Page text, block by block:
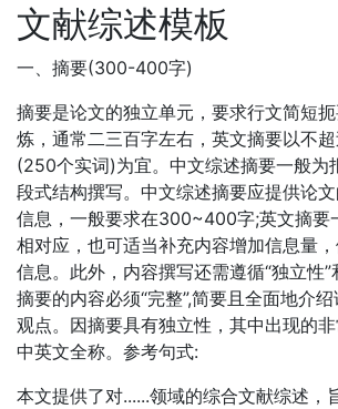
文献综述模板
一、摘要(300-400字)
摘要是论文的独立单元，要求行文简短
炼，通常二三百字左右，英文摘要以不
(250个实词)为宜。中文综述摘要一般为
段式结构撰写。中文综述摘要应提供论
信息，一般要求在300~400字;英文摘要
相对应，也可适当补充内容增加信息量
信息。此外，内容撰写还需遵循“独立性”
摘要的内容必须“完整”,简要且全面地介
观点。因摘要具有独立性，其中出现的
中英文全称。参考句式:
本文提供了对......领域的综合文献综述，